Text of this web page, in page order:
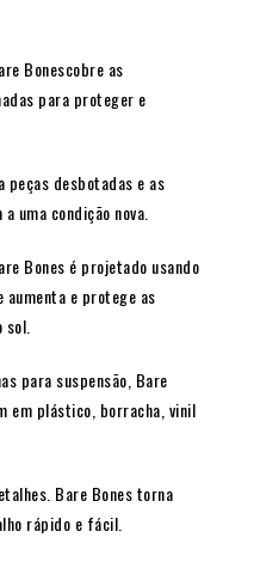
Bonescobre as
para proteger e
peças desbotadas e as
uma condição nova.
Bones é projetado usando
aumenta e protege as
para suspensão, Bare
em plástico, borracha, vinil
Bare Bones torna
rápido e fácil.